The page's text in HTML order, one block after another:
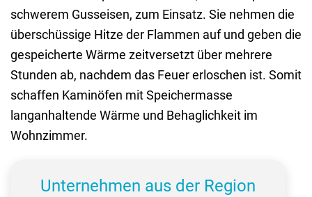
schwerem Gusseisen, zum Einsatz. Sie nehmen die
überschüssige Hitze der Flammen auf und geben die
gespeicherte Wärme zeitversetzt über mehrere
Stunden ab, nachdem das Feuer erloschen ist. Somit
schaffen Kaminöfen mit Speichermasse
langanhaltende Wärme und Behaglichkeit im
Wohnzimmer.
Unternehmen aus der Region